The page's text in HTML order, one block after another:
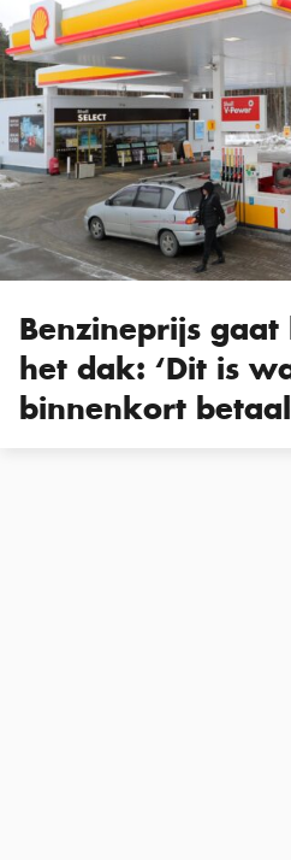
Benzineprijs
het dak: ‘Dit is
binnenkort